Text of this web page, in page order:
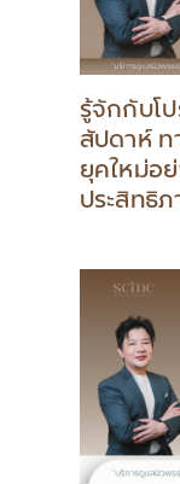
รู้จักกับโ
สัปดาห์ ท
ยุคใหม่อ
ประสิทธิ